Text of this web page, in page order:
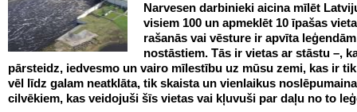
Narvesen darbinieki aicina mīlēt
visiem 100 un apmeklēt 10 īpašas
rašanās vai vēsture ir apvīta
nostāstiem. Tās ir vietas ar stāstu –,
pārsteidz, iedvesmo un vairo mīlestību uz mūsu zemi, kas ir
vēl līdz galam neatklāta, tik skaista un vienlaikus
cilvēkiem, kas veidojuši šīs vietas vai kļuvuši par daļu no to